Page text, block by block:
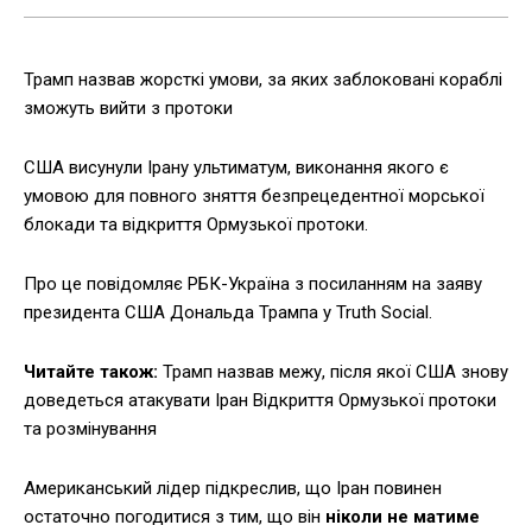
Трамп назвав жорсткі умови, за яких заблоковані кораблі
зможуть вийти з протоки
США висунули Ірану ультиматум, виконання якого є
умовою для повного зняття безпрецедентної морської
блокади та відкриття Ормузької протоки.
Про це повідомляє РБК-Україна з посиланням на заяву
президента США Дональда Трампа у Truth Social.
Читайте також: Трамп назвав межу, після якої США знову
доведеться атакувати Іран Відкриття Ормузької протоки
та розмінування
Американський лідер підкреслив, що Іран повинен
остаточно погодитися з тим, що він ніколи не матиме